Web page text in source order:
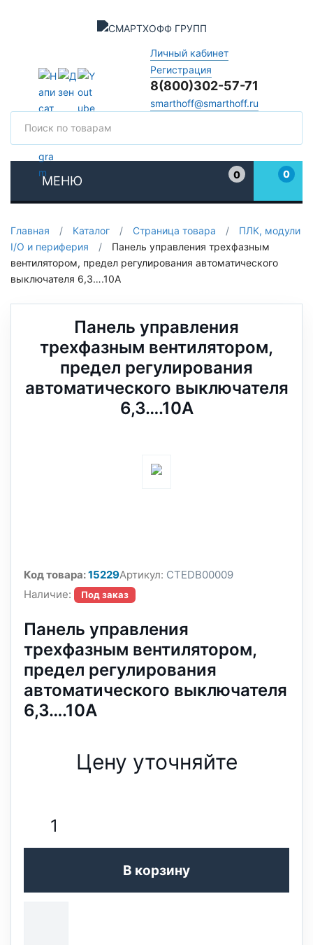
Личный кабинет
Регистрация
8(800)302-57-71
smarthoff@smarthoff.ru
МЕНЮ
0
0
Главная / Каталог / Страница товара /
ПЛК, модули
I/O и периферия
/
Панель управления трехфазным
вентилятором, предел регулирования автоматического
выключателя 6,3….10A
Панель управления
трехфазным вентилятором,
предел регулирования
автоматического выключателя
6,3….10A
Код товара:15229Артикул: CTEDB00009
Наличие:
Под заказ
Панель управления
трехфазным вентилятором,
предел регулирования
автоматического выключателя
6,3….10A
Цену уточняйте
В корзину